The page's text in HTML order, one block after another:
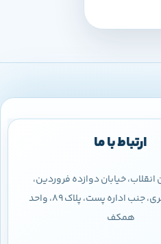
ارتباط با ما
انقلاب، خیابان دوازده فروردین،
خیابان ژاندارمری، جنب اداره پست، پلاک 89، واحد
همکف